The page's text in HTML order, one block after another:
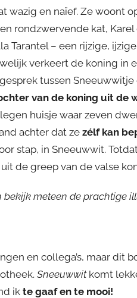
wazig en naïef. Ze woont
rondzwervende kat, Karel
Tarantel – een rijzige,
verkeert de koning in
tussen
van de koning uit de
huisje waar zeven
achter dat ze zélf kan
stap, in Sneeuwwit.
de greep van de valse
bekijk meteen de prachtige
en collega’s, maar dit
Sneeuwwitkomt
ikte gaaf en te mooi!